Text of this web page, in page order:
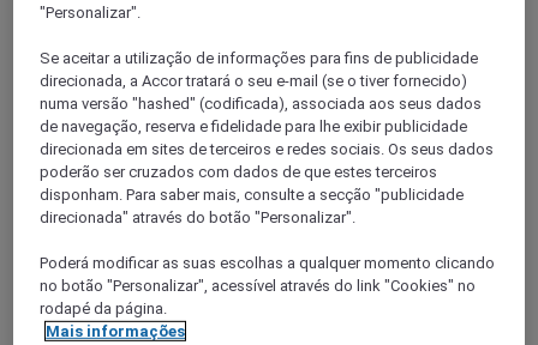
Caluire et Cuire, França
TRIBE Lyon Croix Rousse
"Personalizar".
Se aceitar a utilização de informações para fins de publicidade
direcionada, a Accor tratará o seu e-mail (se o tiver fornecido)
numa versão "hashed" (codificada), associada aos seus dados
de navegação, reserva e fidelidade para lhe exibir publicidade
direcionada em sites de terceiros e redes sociais. Os seus dados
poderão ser cruzados com dados de que estes terceiros
disponham. Para saber mais, consulte a secção "publicidade
direcionada" através do botão "Personalizar".
Poderá modificar as suas escolhas a qualquer momento clicando
no botão "Personalizar", acessível através do link "Cookies" no
rodapé da página.
Mais informações